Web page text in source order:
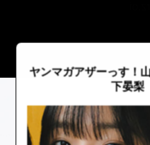
ヤンマガアザーっす！
下晏梨